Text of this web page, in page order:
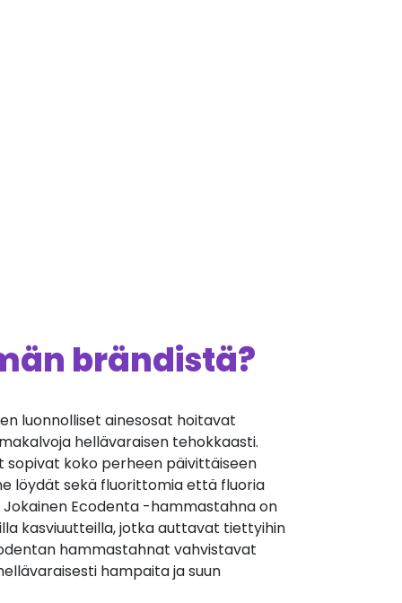
brändistä?
luonnolliset ainesosat hoitavat
hellävaraisen tehokkaasti.
koko perheen päivittäiseen
löydät sekä fluorittomia että fluoria
Ecodenta -hammastahna on
kasviuutteilla, jotka auttavat tiettyihin
hammastahnat vahvistavat
hampaita ja suun